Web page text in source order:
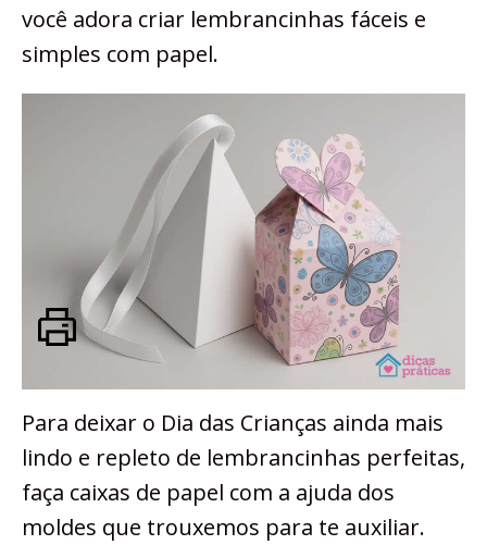
você adora criar lembrancinhas fáceis e
simples com papel.
Para deixar o Dia das Crianças ainda mais
lindo e repleto de lembrancinhas perfeitas,
faça caixas de papel com a ajuda dos
moldes que trouxemos para te auxiliar.